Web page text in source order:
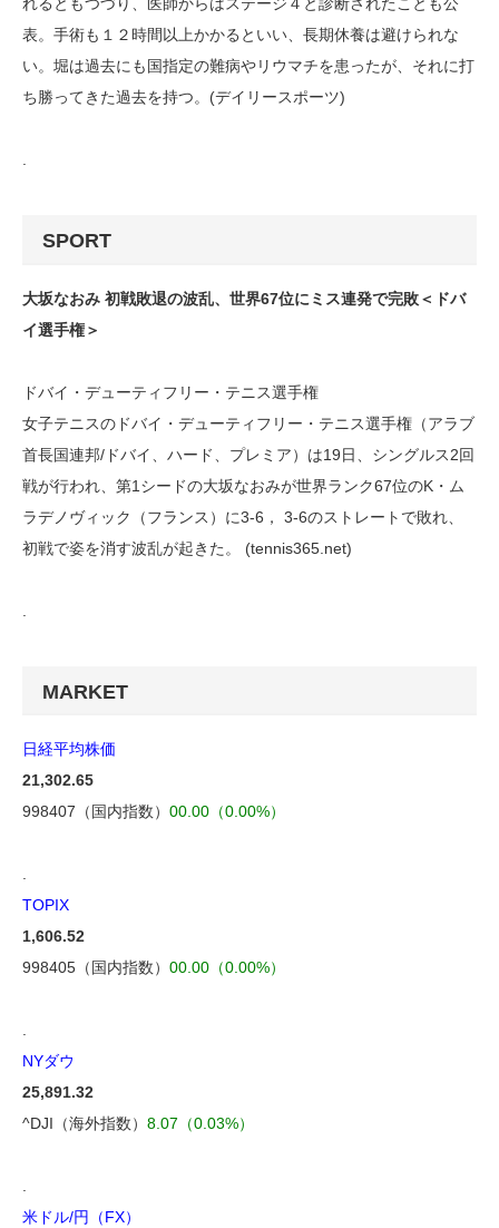
れるともつづり、医師からはステージ４と診断されたことも公
表。手術も１２時間以上かかるといい、長期休養は避けられな
い。堀は過去にも国指定の難病やリウマチを患ったが、それに打
ち勝ってきた過去を持つ。(デイリースポーツ)
.
SPORT
大坂なおみ 初戦敗退の波乱、世界67位にミス連発で完敗＜ドバ
イ選手権＞
ドバイ・デューティフリー・テニス選手権
女子テニスのドバイ・デューティフリー・テニス選手権（アラブ
首長国連邦/ドバイ、ハード、プレミア）は19日、シングルス2回
戦が行われ、第1シードの大坂なおみが世界ランク67位のK・ム
ラデノヴィック（フランス）に3-6， 3-6のストレートで敗れ、
初戦で姿を消す波乱が起きた。 (tennis365.net)
MARKET
日経平均株価
21,302.65
998407（国内指数） 00.00（0.00%）
.
TOPIX
1,606.52
998405（国内指数） 00.00（0.00%）
.
NYダウ
25,891.32
^DJI（海外指数） 8.07（0.03%）
.
米ドル/円（FX）